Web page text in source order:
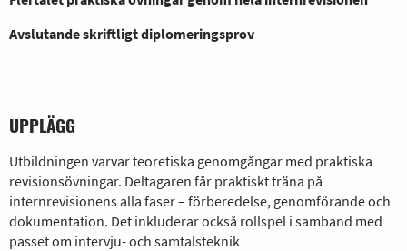
Avslutande skriftligt diplomeringsprov
UPPLÄGG
Utbildningen varvar teoretiska genomgångar med praktiska
revisionsövningar. Deltagaren får praktiskt träna på
internrevisionens alla faser – förberedelse, genomförande och
dokumentation. Det inkluderar också rollspel i samband med
passet om intervju- och samtalsteknik